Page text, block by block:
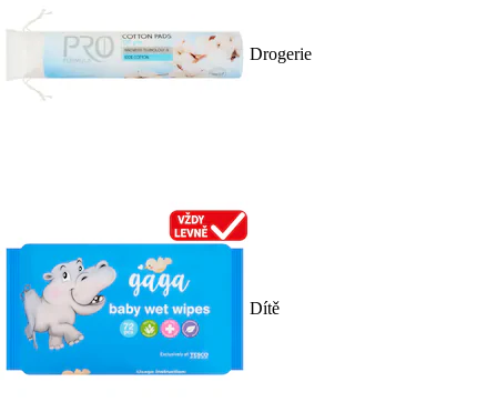
Drogerie
Dítě